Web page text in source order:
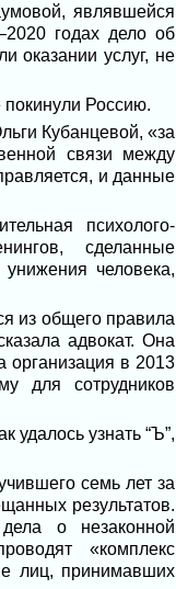
являвшейся
годах дело об
оказании услуг, не
покинули Россию.
Кубанцевой, «за
связи между
и данные
психолого-
сделанные
человека,
из общего правила
адвокат. Она
в 2013
для сотрудников
узнать “Ъ”,
семь лет за
результатов.
о незаконной
«комплекс
лиц, принимавших